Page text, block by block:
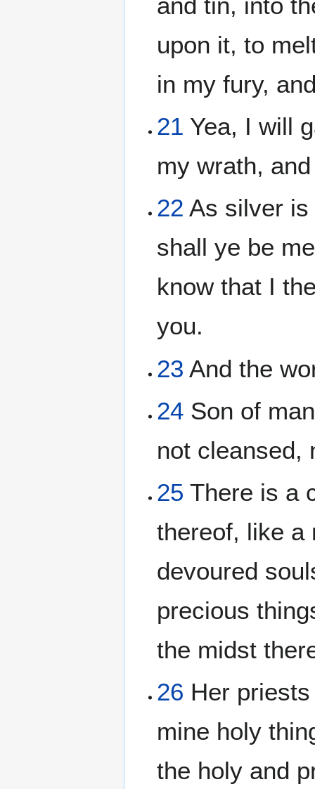
upon it, to
in my fury,
21 Yea, I will
my wrath,
22 As silver is
shall ye be
know that I
you.
23 And the
24 Son of
not cleansed,
25 There is a
thereof, like a
devoured
precious
the midst
26 Her
mine holy
the holy and